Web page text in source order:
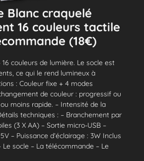
Blanc craquelé
16 couleurs tactile
(18€)
couleurs de lumière. Le socle est
ce qui le rend lumineux à
: Couleur fixe + 4 modes
de couleur : progressif ou
moins rapide. – Intensité de la
techniques : – Branchement par
(3 X AA) – Sortie micro-USB –
– Puissance d’éclairage : 3W Inclus
Le socle – La télécommande – Le